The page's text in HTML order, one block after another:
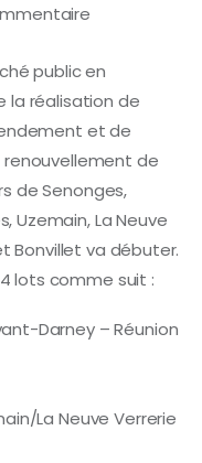
public en
la réalisation de
et de
de
de Senonges,
Uzemain, La Neuve
Bonvillet va débuter.
lots comme suit :
Darney – Réunion
La Neuve Verrerie